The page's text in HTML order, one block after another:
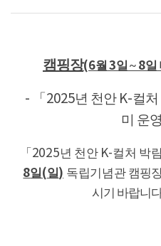
캠핑장(6월 3일 ~8일
- 「 2025년 천안 K-컬처
미 운
「2025년 천안 K-컬처 박
8일(일) 독립기념관 캠핑
시기 바랍니